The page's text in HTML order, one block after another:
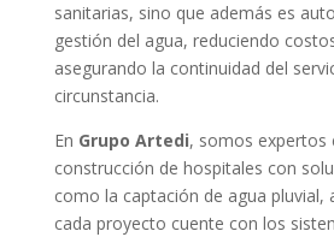
sanitarias, sino que además es
gestión del agua, reduciendo
asegurando la continuidad del
circunstancia.
En Grupo Artedi, somos expertos
construcción de hospitales con
como la captación de agua pluvial,
cada proyecto cuente con los